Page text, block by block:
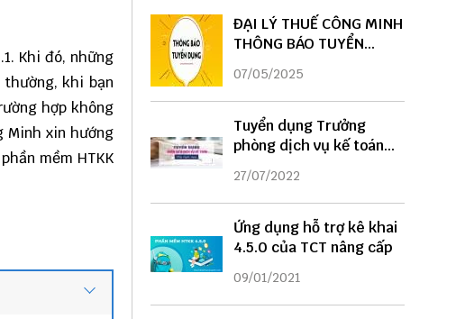
Khi đó, những
thường, khi bạn
hợp không
Minh xin hướng
mềm HTKK
ĐẠI LÝ THUẾ CÔNG MINH
THÔNG BÁO TUYỂN
DỤNG
07/05/2025
Tuyển dụng Trưởng
phòng dịch vụ kế toán
năm 2022
27/07/2022
Ứng dụng hỗ trợ kê khai
4.5.0 của TCT nâng cấp
09/01/2021